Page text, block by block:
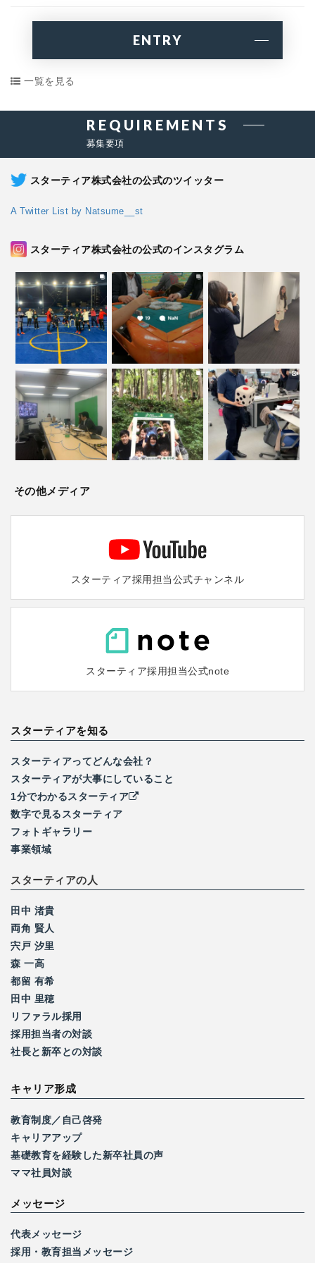
ENTRY
一覧を見る
REQUIREMENTS
募集要項
スターティア株式会社の公式のツイッター
A Twitter List by Natsume__st
スターティア株式会社の公式のインスタグラム
その他メディア
スターティア採用担当公式チャンネル
スターティア採用担当公式note
スターティアを知る
スターティアってどんな会社？
スターティアが大事にしていること
1分でわかるスターティア
数字で見るスターティア
フォトギャラリー
事業領域
スターティアの人
田中 渚貴
両角 賢人
宍戸 汐里
森 一高
都留 有希
田中 里穂
リファラル採用
採用担当者の対談
社長と新卒との対談
キャリア形成
教育制度／自己啓発
キャリアアップ
基礎教育を経験した新卒社員の声
ママ社員対談
メッセージ
代表メッセージ
採用・教育担当メッセージ